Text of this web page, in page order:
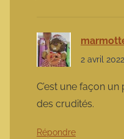
2 avril
C’est une façon
des crudités.
Répondre